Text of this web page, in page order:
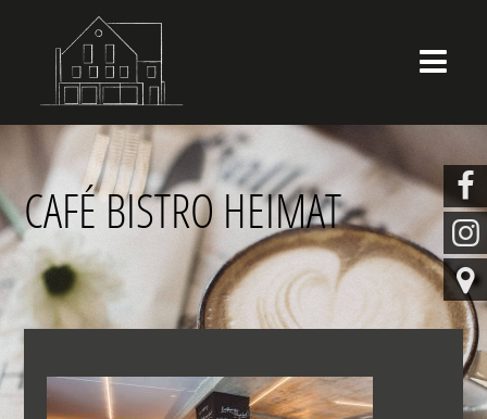

CAFÉ BISTRO HEIMAT


